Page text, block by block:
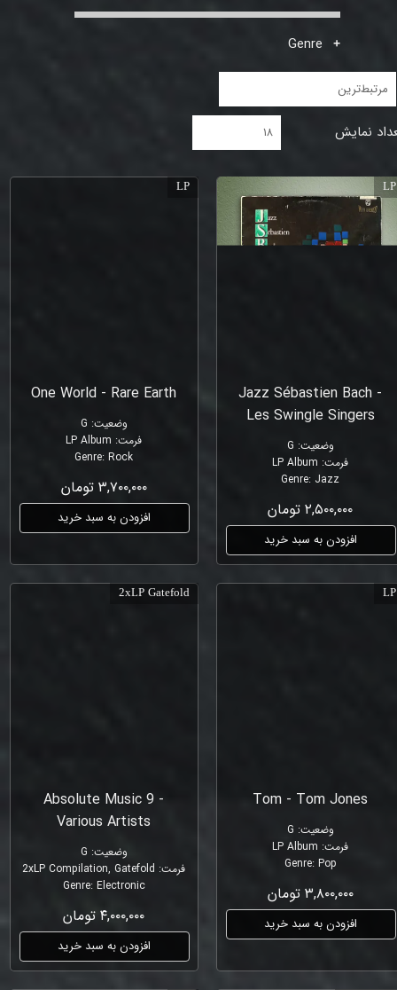
Genre
مرتبط‌ترین
نمایش ۱۸
Jazz Sébastien Bach -
Les Swingle Singers
وضعیت:
G
فرمت:
LP Album
Genre: Jazz
۲,۵۰۰,۰۰۰ تومان
افزودن به سبد خرید
LP
One World - Rare Earth
وضعیت:
G
فرمت:
LP Album
Genre:Rock
۳,۷۰۰,۰۰۰ تومان
افزودن به سبد خرید
LP
Tom - Tom Jones
وضعیت:
G
فرمت:
LP Album
Genre: Pop
۳,۸۰۰,۰۰۰ تومان
افزودن به سبد خرید
LP
Absolute Music 9 -
Various Artists
وضعیت:
G
فرمت:
2xLP Compilation, Gatefold
Genre: Electronic
۴,۰۰۰,۰۰۰ تومان
افزودن به سبد خرید
2xLP Gatefold